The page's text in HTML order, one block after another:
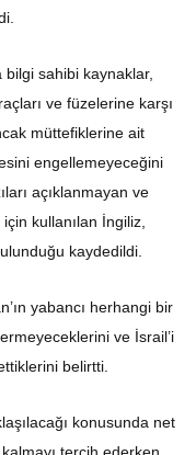
sahibi kaynaklar,
ve füzelerine karşı
müttefiklerine ait
engellemeyeceğini
açıklanmayan ve
kullanılan İngiliz,
kaydedildi.
yabancı herhangi bir
ve İsrail’i
belirtti.
konusunda net
tercih ederken,